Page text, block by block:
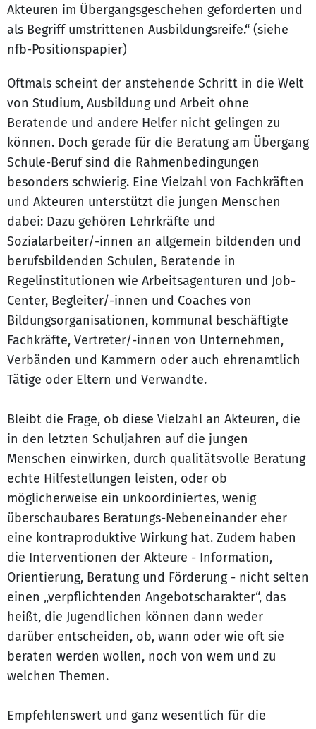
Akteuren im Übergangsgeschehen geforderten und
als Begriff umstrittenen Ausbildungsreife.“ (siehe
nfb-Positionspapier)
Oftmals scheint der anstehende Schritt in die Welt
von Studium, Ausbildung und Arbeit ohne
Beratende und andere Helfer nicht gelingen zu
können. Doch gerade für die Beratung am Übergang
Schule-Beruf sind die Rahmenbedingungen
besonders schwierig. Eine Vielzahl von Fachkräften
und Akteuren unterstützt die jungen Menschen
dabei: Dazu gehören Lehrkräfte und
Sozialarbeiter/-innen an allgemein bildenden und
berufsbildenden Schulen, Beratende in
Regelinstitutionen wie Arbeitsagenturen und Job-
Center, Begleiter/-innen und Coaches von
Bildungsorganisationen, kommunal beschäftigte
Fachkräfte, Vertreter/-innen von Unternehmen,
Verbänden und Kammern oder auch ehrenamtlich
Tätige oder Eltern und Verwandte.
Bleibt die Frage, ob diese Vielzahl an Akteuren, die
in den letzten Schuljahren auf die jungen
Menschen einwirken, durch qualitätsvolle Beratung
echte Hilfestellungen leisten, oder ob
möglicherweise ein unkoordiniertes, wenig
überschaubares Beratungs-Nebeneinander eher
eine kontraproduktive Wirkung hat. Zudem haben
die Interventionen der Akteure - Information,
Orientierung, Beratung und Förderung - nicht selten
einen „verpflichtenden Angebotscharakter“, das
heißt, die Jugendlichen können dann weder
darüber entscheiden, ob, wann oder wie oft sie
beraten werden wollen, noch von wem und zu
welchen Themen.
Empfehlenswert und ganz wesentlich für die